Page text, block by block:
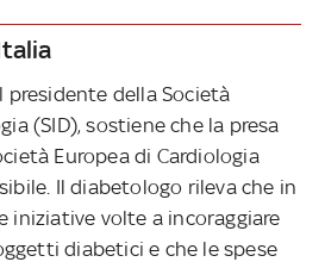
presidente della Società
(SID), sostiene che la presa
Europea di Cardiologia
Il diabetologo rileva che in
iniziative volte a incoraggiare
diabetici e che le spese